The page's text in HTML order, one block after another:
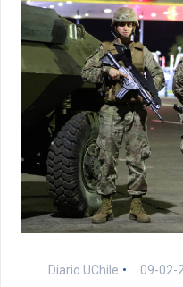
Diario UChile 09-02-